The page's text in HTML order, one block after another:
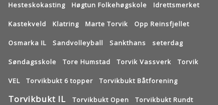
Hesteskokasting Høgtun Folkehøgskole Idrettsmerket
Kastekveld Klatring Marte Torvik Opp Reinsfjellet
Osmarka IL Sandvolleyball Sankthans seterdag
Søndagsskole Tore Humstad Torvik Vassverk Torvik
VEL Torvikbukt 6 topper Torvikbukt Båtforening
Torvikbukt IL Torvikbukt Open Torvikbukt Rundt